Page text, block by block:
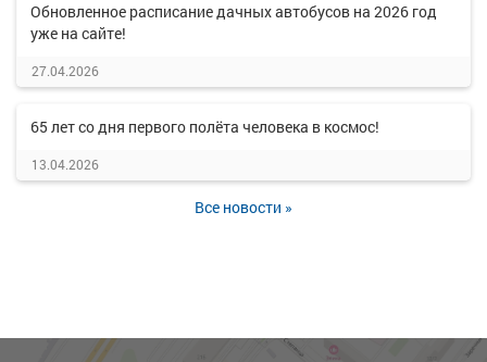
Обновленное расписание дачных автобусов на 2026 год
уже на сайте!
27.04.2026
65 лет со дня первого полёта человека в космос!
13.04.2026
Все новости »